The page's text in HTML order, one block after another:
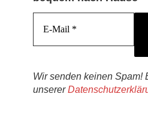
Wir senden keinen Spam!
unserer